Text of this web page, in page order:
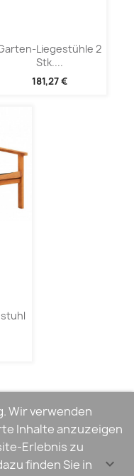
Liegestühle 2
Stk....
181,27 €

Wir verwenden
Inhalte anzuzeigen
Erlebnis zu
finden Sie in